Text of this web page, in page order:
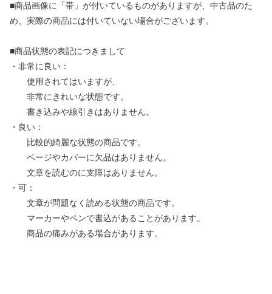
■商品画像に「帯」が付いているものがありますが、中古品のた
め、実際の商品には付いていない場合がございます。
■商品状態の表記につきまして
・非常に良い：
使用されてはいますが、
非常にきれいな状態です。
書き込みや線引きはありません。
・良い：
比較的綺麗な状態の商品です。
ページやカバーに欠品はありません。
文章を読むのに支障はありません。
・可：
文章が問題なく読める状態の商品です。
マーカーやペンで書込があることがあります。
商品の痛みがある場合があります。